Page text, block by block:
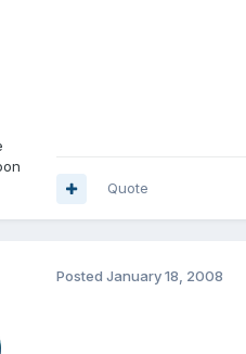
Quote
Posted January 18, 2008